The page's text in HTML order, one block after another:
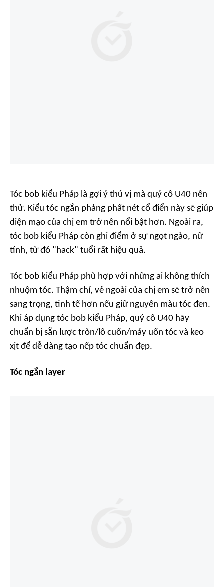
Tóc bob kiểu Pháp là gợi ý thú vị mà quý cô U40 nên
thử. Kiểu tóc ngắn phảng phất nét cổ điển này sẽ giúp
diện mạo của chị em trở nên nổi bật hơn. Ngoài ra,
tóc bob kiểu Pháp còn ghi điểm ở sự ngọt ngào, nữ
tính, từ đó "hack" tuổi rất hiệu quả.
Tóc bob kiểu Pháp phù hợp với những ai không thích
nhuộm tóc. Thậm chí, vẻ ngoài của chị em sẽ trở nên
sang trọng, tinh tế hơn nếu giữ nguyên màu tóc đen.
Khi áp dụng tóc bob kiểu Pháp, quý cô U40 hãy
chuẩn bị sẵn lược tròn/lô cuốn/máy uốn tóc và keo
xịt để dễ dàng tạo nếp tóc chuẩn đẹp.
Tóc ngắn layer